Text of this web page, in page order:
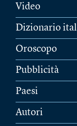
Video
Dizionario
Oroscopo
Pubblicità
Paesi
Autori